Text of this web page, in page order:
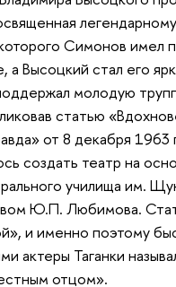
Симонов имел
а Высоцкий стал его
молодую
статью
от 8 декабря 1963
создать театр на
училища им.
Ю.П. Любимова.
и именно поэтому
актеры Таганки
отцом».